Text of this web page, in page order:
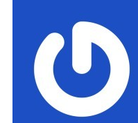
ONIKIŞUBAT
PAZARCIK
TÜRKOĞLU